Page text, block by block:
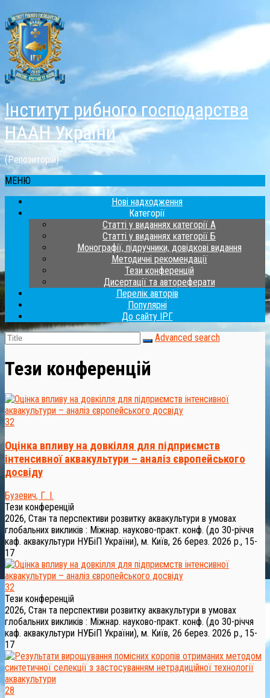
Інститут рибного господарства
НААН України
(Репозиторій)
МЕНЮ
Нові надходження
Категорії
Статті у виданнях категорії А
Статті у виданнях категорії Б
Монографії, підручники, довідкові видання
Методичні рекомендації
Тези конференцій
Дисертації та автореферати
Перелік авторів
Популярні
До сайту ІРГ
Advanced search
Тези конференцій
32
Оцінка впливу на довкілля для підприємств
інтенсивної аквакультури – аналіз європейського
досвіду
Бузевич, Г. І.
Тези конференцій
2026, Стан та перспективи розвитку аквакультури в умовах
глобальних викликів : Міжнар. науково-практ. конф. (до 30-річчя
каф. аквакультури НУБіП України), м. Київ, 26 берез. 2026 р., 15-
17
32
Тези конференцій
2026, Стан та перспективи розвитку аквакультури в умовах
глобальних викликів : Міжнар. науково-практ. конф. (до 30-річчя
каф. аквакультури НУБіП України), м. Київ, 26 берез. 2026 р., 15-
17
28